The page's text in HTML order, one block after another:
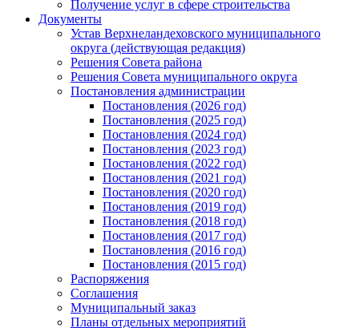
Получение услуг в сфере строительства
Документы
Устав Верхнеландеховского муниципального
округа (действующая редакция)
Решения Совета района
Решения Совета муниципального округа
Постановления администрации
Постановления (2026 год)
Постановления (2025 год)
Постановления (2024 год)
Постановления (2023 год)
Постановления (2022 год)
Постановления (2021 год)
Постановления (2020 год)
Постановления (2019 год)
Постановления (2018 год)
Постановления (2017 год)
Постановления (2016 год)
Постановления (2015 год)
Распоряжения
Соглашения
Муниципальный заказ
Планы отдельных мероприятий